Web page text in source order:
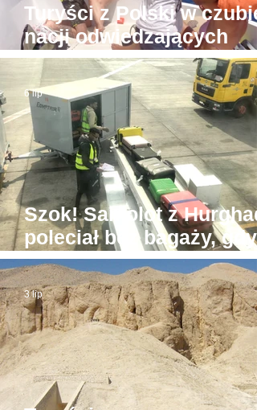
Turyści z Polski w czubie
nacji odwiedzających
Hurghadę
Szok! Samolot z
poleciał bez bagaży, gdyż
był... zbyt ciężki
6 lip
3 lip